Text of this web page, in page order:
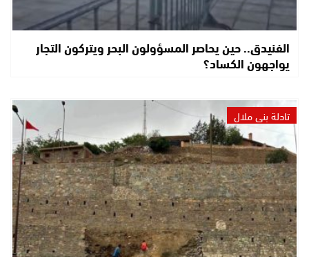
الفنيدق.. حين يحاصر المسؤولون البحر ويتركون التجار
يواجهون الكساد؟
تادلة بني ملال